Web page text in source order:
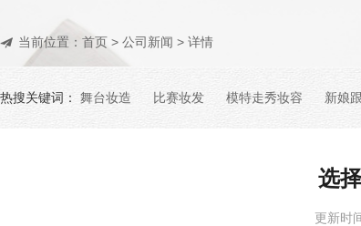
当前位置： 首页 > 公司新闻 > 详情
热搜关键词： 舞台妆造 比赛妆发 模特走秀妆容 新娘
选
更新